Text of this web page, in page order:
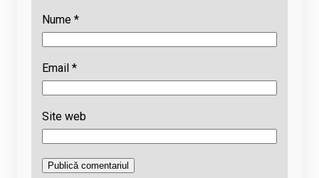
Nume *
Email *
Site web